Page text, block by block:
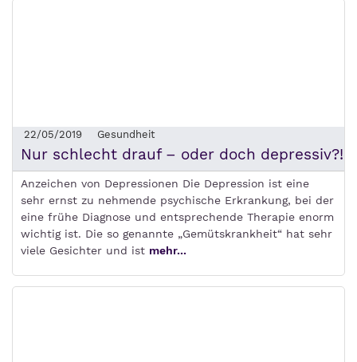
22/05/2019 Gesundheit
Nur schlecht drauf – oder doch depressiv?!
Anzeichen von Depressionen Die Depression ist eine
sehr ernst zu nehmende psychische Erkrankung, bei der
eine frühe Diagnose und entsprechende Therapie enorm
wichtig ist. Die so genannte „Gemütskrankheit“ hat sehr
viele Gesichter und ist mehr...